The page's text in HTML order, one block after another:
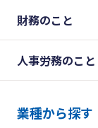
財務のこと
人事労務のこと
業種から探す